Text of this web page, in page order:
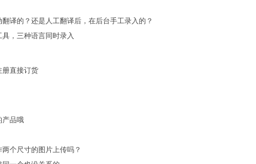
译的？还是人工翻译后，在后台手工录入的？
，三种语言同时录入
册直接订货
产品哦
个尺寸的图片上传吗？